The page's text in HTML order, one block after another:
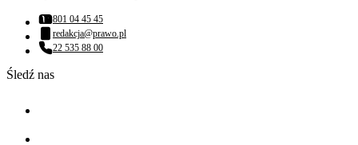
Numer telefonu:
801 04 45 45
Adres email:
redakcja@prawo.pl
Numer telefonu:
22 535 88 00
Śledź nas